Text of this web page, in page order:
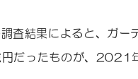
査結果によると、ガー
だったものが、2021